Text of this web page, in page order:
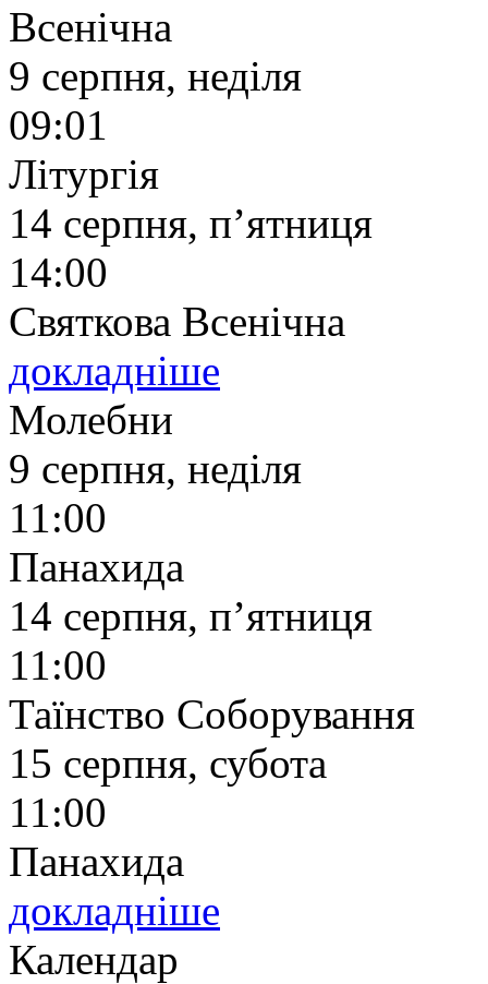
Всенічна
9 серпня, неділя
09:01
Літургія
14 серпня, п’ятниця
14:00
Святкова Всенічна
докладніше
Молебни
9 серпня, неділя
11:00
Панахида
14 серпня, п’ятниця
11:00
Таїнство Соборування
15 серпня, субота
11:00
Панахида
докладніше
Календар